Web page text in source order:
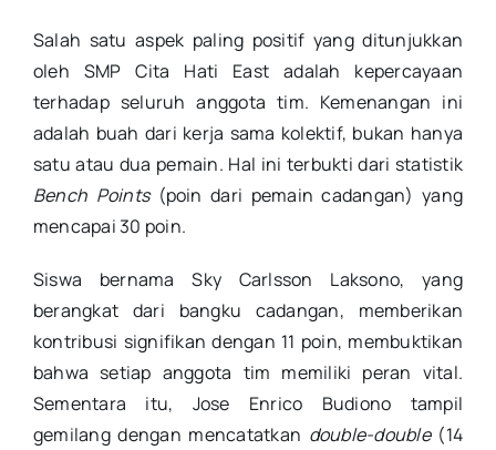
Salah satu aspek paling positif yang ditunjukkan
oleh SMP Cita Hati East adalah kepercayaan
terhadap seluruh anggota tim. Kemenangan ini
adalah buah dari kerja sama kolektif, bukan hanya
satu atau dua pemain. Hal ini terbukti dari statistik
Bench Points(poin dari pemain cadangan) yang
mencapai 30 poin.
Siswa bernama Sky Carlsson Laksono, yang
berangkat dari bangku cadangan, memberikan
kontribusi signifikan dengan 11 poin, membuktikan
bahwa setiap anggota tim memiliki peran vital.
Sementara itu, Jose Enrico Budiono tampil
gemilang dengan mencatatkan double-double(14